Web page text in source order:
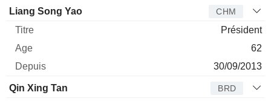
Administrateur Titre
Liang Song Yao CHM
Président
62
30/09/2013
Qin Xing Tan BRD